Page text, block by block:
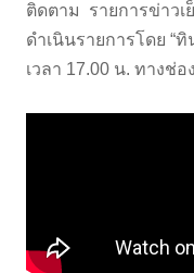
ติดตาม รายการข่าวเ
ดำเนินรายการโดย “
เวลา 17.00 น. ทางช่อ